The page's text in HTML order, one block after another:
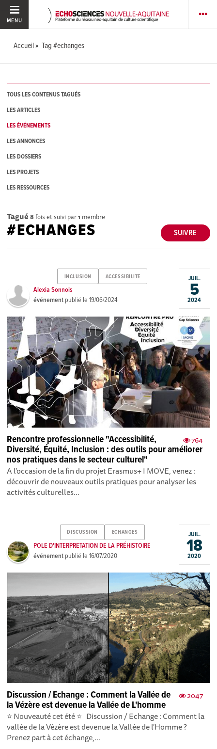
MENU
Accueil Tag #echanges
TOUS LES CONTENUS TAGUÉS
LES ARTICLES
LES ÉVÉNEMENTS
LES ANNONCES
LES DOSSIERS
LES PROJETS
LES RESSOURCES
Tagué 8 fois et suivi par1 membre
SUIVRE
#ECHANGES
INCLUSION ACCESSIBILITE
Alexia Sonnois
événement publié le19/06/2024
JUIL.
5
2024
764
Rencontre professionnelle "Accessibilité,
Diversité, Équité, Inclusion : des outils pour améliorer
nos pratiques dans le secteur culturel"
A l’occ asion de la fin du projet Erasmus+ I MOVE, venez :
découvrir de nouveaux outils pratiques pour analyser les
activités culturelles...
DISCUSSION ECHANGES
POLE D'INTERPRETATION DE LA PRÉHISTOIRE
événement publié le16/07/2020
JUIL.
18
2020
2047
Discussion / Echange : Comment la Vallée de
la Vézère est devenue la Vallée de L'homme
⭐️ Nouveauté cet été ⭐️ Discussion / Echange : Comment la
vallée de la Vézère est devenue la Vallée de l'Homme ?
Prenez part à cet échange,...